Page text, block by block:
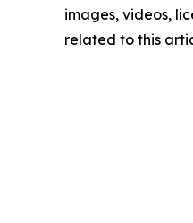
images, videos,
related to this